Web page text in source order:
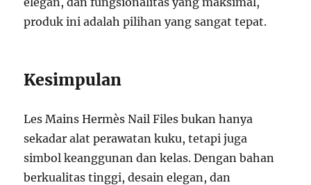
produk ini adalah pilihan yang sangat tepat.
Kesimpulan
Les Mains Hermès Nail Files bukan hanya
sekadar alat perawatan kuku, tetapi juga
simbol keanggunan dan kelas. Dengan bahan
berkualitas tinggi, desain elegan, dan